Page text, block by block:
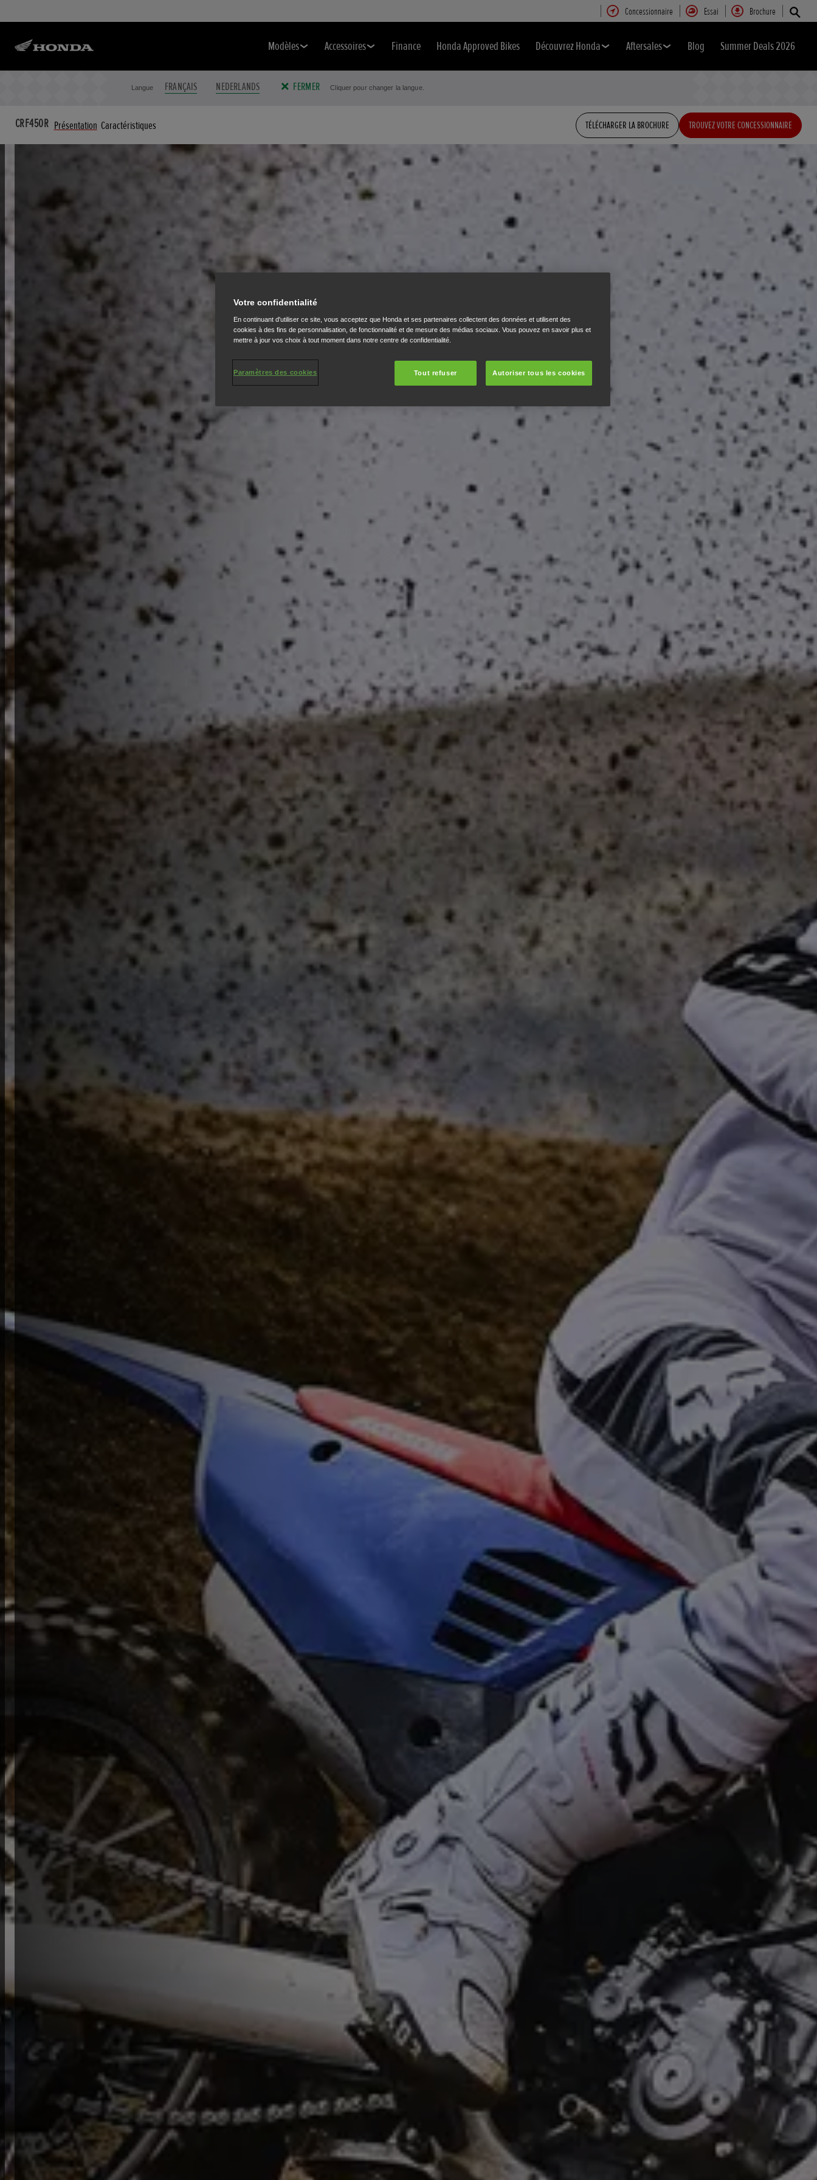
Concessionnaire Essai Brochure
Modèles Accessoires Finance Honda Approved Bikes Découvrez Honda Aftersales Blog Summer Deals 2026
Langue FRANÇAIS NEDERLANDS FERMER Cliquer pour changer la langue.
CRF450R Présentation Caractéristiques TÉLÉCHARGER LA BROCHURE TROUVEZ VOTRE CONCESSIONNAIRE
Votre confidentialité
En continuant d'utiliser ce site, vous acceptez que Honda et ses partenaires collectent des données et utilisent des
cookies à des fins de personnalisation, de fonctionnalité et de mesure des médias sociaux. Vous pouvez en savoir plus et
mettre à jour vos choix à tout moment dans notre centre de confidentialité.
Tout refuser Autoriser tous les cookies
Paramètres des cookies